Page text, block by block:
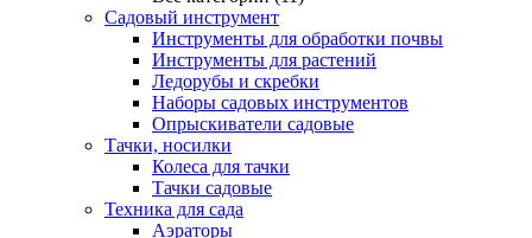
Садовый инструмент
Инструменты для обработки почвы
Инструменты для растений
Ледорубы и скребки
Наборы садовых инструментов
Опрыскиватели садовые
Тачки, носилки
Колеса для тачки
Тачки садовые
Техника для сада
Аэраторы